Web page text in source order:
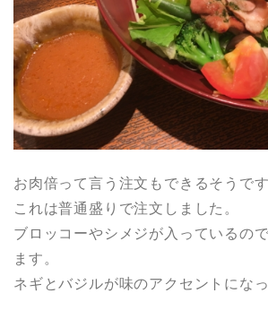
お肉倍って言う注文もできるそうです
これは普通盛りで注文しました。
ブロッコーやシメジが入っているの
ます。
ネギとバジルが味のアクセントになっ